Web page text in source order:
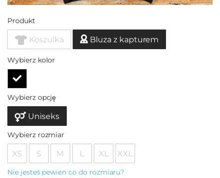
Produkt
Koszulka Bluza z kapturem
Wybierz kolor
Wybierz opcję
Uniseks
Wybierz rozmiar
XS S M L XL XXL
Nie jesteś pewien co do rozmiaru?